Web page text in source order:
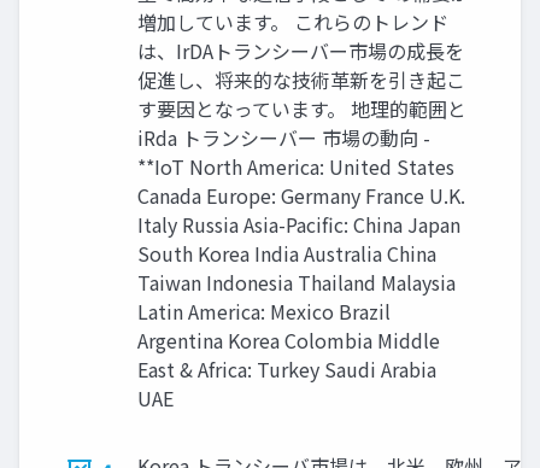
増加しています。 これらのトレンド
は、IrDAトランシーバー市場の成長を
促進し、将来的な技術革新を引き起こ
す要因となっています。 地理的範囲と
iRda トランシーバー 市場の動向 -
**IoT North America: United States
Canada Europe: Germany France U.K.
Italy Russia Asia-Pacific: China Japan
South Korea India Australia China
Taiwan Indonesia Thailand Malaysia
Latin America: Mexico Brazil
Argentina Korea Colombia Middle
East & Africa: Turkey Saudi Arabia
UAE